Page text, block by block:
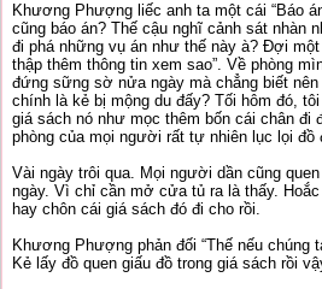
Khương Phượng liếc anh ta một cái “Báo
cũng báo án? Thế cậu nghĩ cảnh sát nhàn
đi phá những vụ án như thế này à? Đợi
thập thêm thông tin xem sao”. Về phòng
đứng sững sờ nửa ngày mà chẳng biết
chính là kẻ bị mộng du đấy? Tối hôm đó,
giá sách nó như mọc thêm bốn cái chân đi
phòng của mọi người rất tự nhiên lục lọi đồ
Vài ngày trôi qua. Mọi người dần cũng
ngày. Vì chỉ cần mở cửa tủ ra là thấy.
hay chôn cái giá sách đó đi cho rồi.
Khương Phượng phản đối “Thế nếu chúng
Kẻ lấy đồ quen giấu đồ trong giá sách rồi